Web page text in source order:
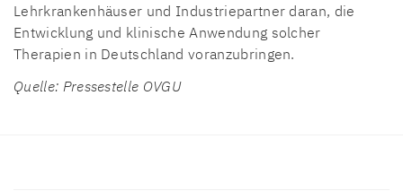
Lehrkrankenhäuser und Industriepartner daran, die
Entwicklung und klinische Anwendung solcher
Therapien in Deutschland voranzubringen.
Quelle: Pressestelle OVGU